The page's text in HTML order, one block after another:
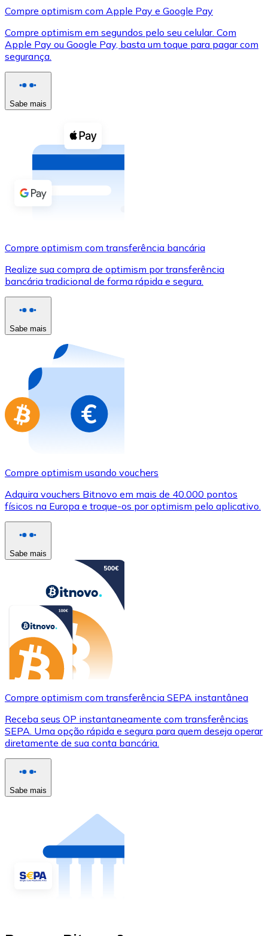
XRP
XRP
Ver tudo
Cupons cripto
Compre criptomoedas com dinheiro e outros
Comprar com dinheiro
Transferência SEPA
Use cartões Visa e Mastercard para comprar
Comprar com cartão
Compre cartões-presente das suas marcas favoritas
Ir para a loja de cartões-presente
Compre optimism com Apple Pay e Google Pay
Compre optimism em segundos pelo seu celular. Com
Apple Pay ou Google Pay, basta um toque para pagar com
segurança.
Sabe mais
Compre optimism com transferência bancária
Realize sua compra de optimism por transferência
bancária tradicional de forma rápida e segura.
Sabe mais
Compre optimism usando vouchers
Adquira vouchers Bitnovo em mais de 40.000 pontos
físicos na Europa e troque-os por optimism pelo aplicativo.
Sabe mais
Compre optimism com transferência SEPA instantânea
Receba seus OP instantaneamente com transferências
SEPA. Uma opção rápida e segura para quem deseja operar
diretamente de sua conta bancária.
Sabe mais